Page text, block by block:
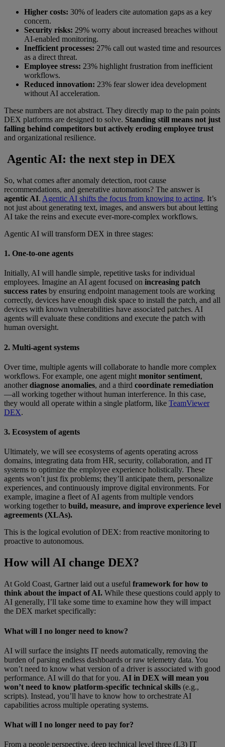
Higher costs: 30% of leaders cite automation gaps as a key
concern.
Security risks: 29% worry about increased breaches without
AI-enabled monitoring.
Inefficient processes: 27% call out wasted time and resources
as a direct threat.
Employee stress: 23% highlight frustration from inefficient
workflows.
Reduced innovation: 23% fear slower idea development
without AI acceleration.
These numbers are not abstract. They directly map to the pain points
DEX platforms are designed to solve. Standing still means not just
falling behind competitors but actively eroding employee trust
and organizational resilience.
Agentic AI: the next step in DEX
So, what comes after anomaly detection, root cause
recommendations, and generative automations? The answer is
agentic AI. Agentic AI shifts the focus from knowing to acting. It’s
not just about generating text, images, and answers but about letting
AI take the reins and execute ever-more-complex workflows.
Agentic AI will transform DEX in three stages:
1. One-to-one agents
Initially, AI will handle simple, repetitive tasks for individual
employees. Imagine an AI agent focused on increasing patch
success rates by ensuring endpoint management tools are working
correctly, devices have enough disk space to install the patch, and all
devices with known vulnerabilities have associated patches. AI
agents will evaluate these conditions and execute the patch with
human oversight.
2. Multi-agent systems
Over time, multiple agents will collaborate to handle more complex
workflows. For example, one agent might monitor sentiment,
anotherdiagnose anomalies, and a third coordinate remediation
—all working together without human interference. In this case,
they would all operate within a single platform, like TeamViewer
DEX.
3. Ecosystem of agents
Ultimately, we will see ecosystems of agents operating across
domains, integrating data from HR, security, collaboration, and IT
systems to optimize the employee experience holistically. These
agents won’t just fix problems; they’ll anticipate them, personalize
experiences, and continuously improve digital environments. For
example, imagine a fleet of AI agents from multiple vendors
working together to build, measure, and improve experience level
agreements (XLAs).
This is the logical evolution of DEX: from reactive monitoring to
proactive to autonomous.
How will AI change DEX?
At Gold Coast, Gartner laid out a useful framework for how to
think about the impact of AI. While these questions could apply to
AI generally, I’ll take some time to examine how they will impact
the DEX market specifically:
What will I no longer need to know?
AI will surface the insights IT needs automatically, removing the
burden of parsing endless dashboards or raw telemetry data. You
won’t need to know what version of a driver is associated with good
performance. AI will do that for you. AI in DEX will mean you
won’t need to know platform-specific technical skills (e.g.,
scripts). Instead, you’ll have to know how to orchestrate AI
capabilities across multiple operating systems.
What will I no longer need to pay for?
From a people perspective, deep technical level three (L3) IT